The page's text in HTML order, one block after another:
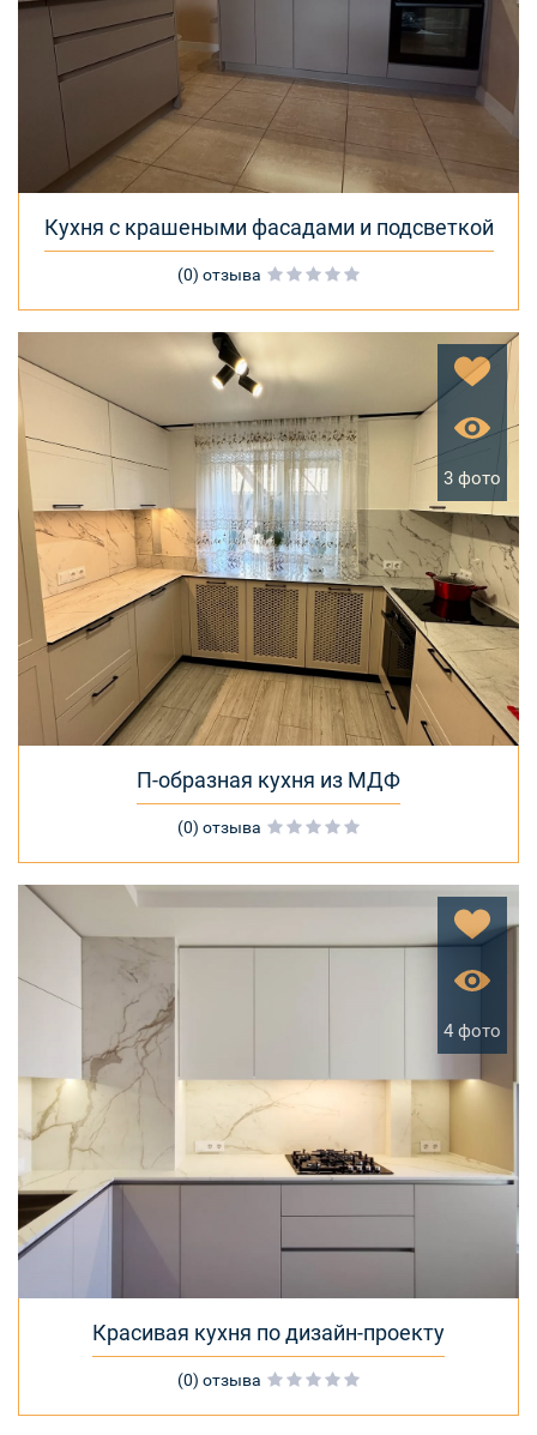
Кухня с крашеными фасадами и подсветкой
(0) отзыва
П-образная кухня из МДФ
(0) отзыва
3 фото
Красивая кухня по дизайн-проекту
(0) отзыва
4 фото